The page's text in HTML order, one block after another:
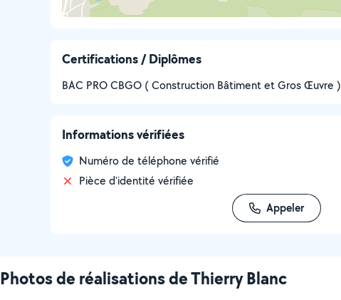
Certifications / Diplômes
BAC PRO CBGO ( Construction Bâtiment et Gros Œuvre )
Informations vérifiées
Numéro de téléphone vérifié
Pièce d'identité vérifiée
Appeler
Photos de réalisations de Thierry Blanc